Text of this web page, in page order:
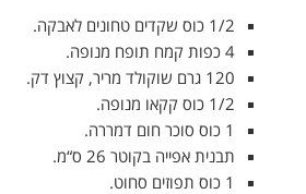
1/2 כוס שקדים טחונים לאבקה.
4 כפות קמח תופח מנופה.
120 גרם שוקולד מריר, קצוץ דק.
1/2 כוס קקאו מנופה.
1 כוס סוכר חום דמררה.
תבנית אפייה בקוטר 26 ס“מ.
1 כוס תפוזים סחוט.